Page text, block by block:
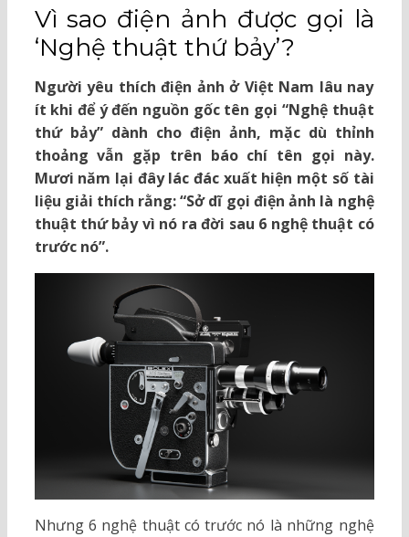
ON
Vì sao điện ảnh được gọi là
‘Nghệ thuật thứ bảy’?
Người yêu thích điện ảnh ở Việt Nam lâu nay
ít khi để ý đến nguồn gốc tên gọi “Nghệ thuật
thứ bảy” dành cho điện ảnh, mặc dù thỉnh
thoảng vẫn gặp trên báo chí tên gọi này.
Mươi năm lại đây lác đác xuất hiện một số tài
liệu giải thích rằng: “Sở dĩ gọi điện ảnh là nghệ
thuật thứ bảy vì nó ra đời sau 6 nghệ thuật có
trước nó”.
Nhưng 6 nghệ thuật có trước nó là những nghệ